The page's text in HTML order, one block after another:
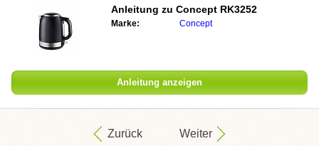
Anleitung zu Concept RK3252
Marke: Concept
Anleitung anzeigen
Zurück Weiter